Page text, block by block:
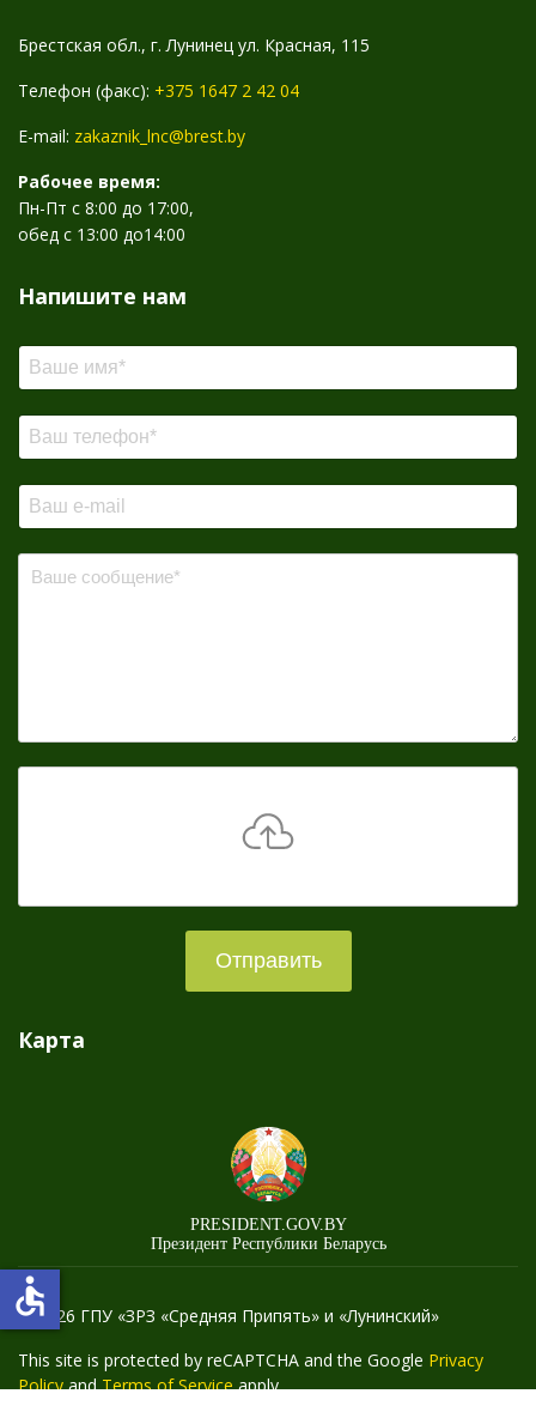
Брестская обл., г. Лунинец ул. Красная, 115
Телефон (факс): +375 1647 2 42 04
E-mail: zakaznik_lnc@brest.by
Рабочее время:
Пн-Пт с 8:00 до 17:00,
обед с 13:00 до14:00
Напишите нам
Отправить
Карта
PRESIDENT.GOV.BY
Президент Республики Беларусь
© 2026 ГПУ «ЗРЗ «Средняя Припять» и «Лунинский»
This site is protected by reCAPTCHA and the Google Privacy
PolicyandTerms of Serviceapply.
accessible